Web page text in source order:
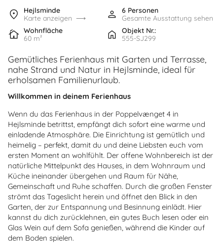
Hejlsminde
Karte anzeigen
6 Personen
Gesamte Ausstattung sehen
Wohnfläche
60 m²
Objekt Nr.:
555-SJ299
Gemütliches Ferienhaus mit Garten und Terrasse,
nahe Strand und Natur in Hejlsminde, ideal für
erholsamen Familienurlaub.
Willkommen in deinem Ferienhaus
Wenn du das Ferienhaus in der Poppelvænget 4 in
Hejlsminde betrittst, empfängt dich sofort eine warme und
einladende Atmosphäre. Die Einrichtung ist gemütlich und
heimelig – perfekt, damit du und deine Liebsten euch vom
ersten Moment an wohlfühlt. Der offene Wohnbereich ist der
natürliche Mittelpunkt des Hauses, in dem Wohnraum und
Küche ineinander übergehen und Raum für Nähe,
Gemeinschaft und Ruhe schaffen. Durch die großen Fenster
strömt das Tageslicht herein und öffnet den Blick in den
Garten, der zur Entspannung und Besinnung einlädt. Hier
kannst du dich zurücklehnen, ein gutes Buch lesen oder ein
Glas Wein auf dem Sofa genießen, während die Kinder auf
dem Boden spielen.